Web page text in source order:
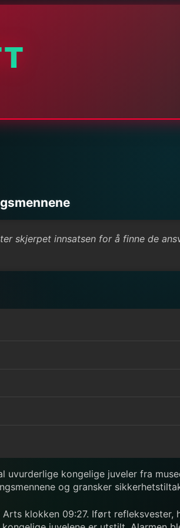
skjerpet innsatsen for å finne de
kongelige juveler fra
og gransker
klokken 09:27. Iført refleksvester,